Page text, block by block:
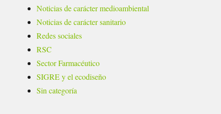
Noticias de carácter medioambiental
Noticias de carácter sanitario
Redes sociales
RSC
Sector Farmacéutico
SIGRE y el ecodiseño
Sin categoría